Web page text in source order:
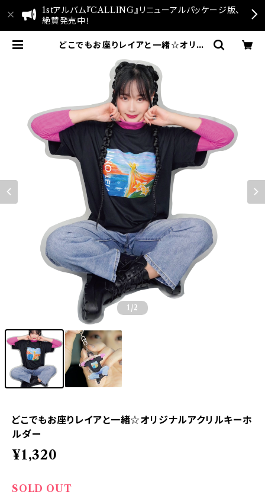
1stアルバム『CALLING』リニューアルパッケージ版、
絶賛発売中！
どこでもお座りレイアと一緒☆オリジ
LEIA_リノレイア_Official Web
Site & Store
1 /2
どこでもお座りレイアと一緒☆オリジナルアクリルキーホ
ルダー
¥1,320
SOLD OUT